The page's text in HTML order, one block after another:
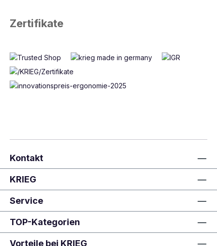
Zertifikate
Kontakt
KRIEG
Service
TOP-Kategorien
Vorteile bei KRIEG